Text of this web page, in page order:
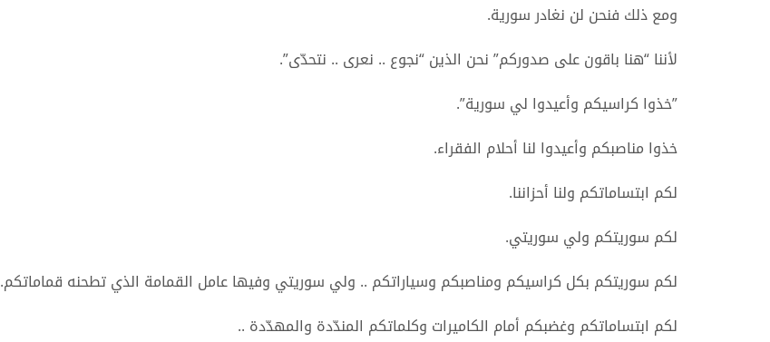
ومع ذلك فنحن لن نغادر سورية.
لأننا “هنا باقون على صدوركم” نحن الذين “نجوع .. نعرى .. نتحدّى”.
”خذوا كراسيكم وأعيدوا لي سورية”.
خذوا مناصبكم وأعيدوا لنا أحلام الفقراء.
لكم ابتساماتكم ولنا أحزاننا.
لكم سوريتكم ولي سوريتي.
لكم سوريتكم بكل كراسيكم ومناصبكم وسياراتكم .. ولي سوريتي وفيها عامل القمامة الذي تطحنه قماماتكم.
لكم ابتساماتكم وغضبكم أمام الكاميرات وكلماتكم المندّدة والمهدّدة ..